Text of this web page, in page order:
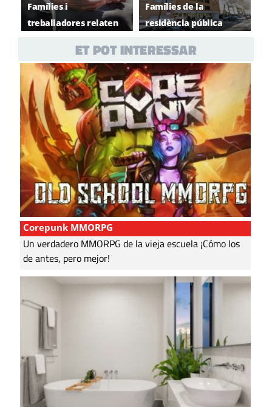
Famílies i
treballadores relaten
residència pública
Famílies de la
residència pública
mobilització per
denunciar una “atenció
indigna"
ET POT INTERESSAR
Corepunk MMORPG
Un verdadero MMORPG de la vieja escuela ¡Cómo los
de antes, pero mejor!